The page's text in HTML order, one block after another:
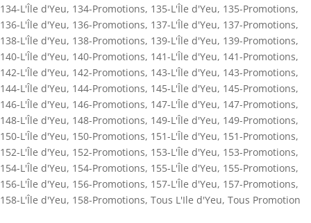
134-L'Île d'Yeu, 134-Promotions, 135-L'Île d'Yeu, 135-Promotions,
136-L'Île d'Yeu, 136-Promotions, 137-L'Île d'Yeu, 137-Promotions,
138-L'Île d'Yeu, 138-Promotions, 139-L'Île d'Yeu, 139-Promotions,
140-L'Île d'Yeu, 140-Promotions, 141-L'Île d'Yeu, 141-Promotions,
142-L'Île d'Yeu, 142-Promotions, 143-L'Île d'Yeu, 143-Promotions,
144-L'Île d'Yeu, 144-Promotions, 145-L'Île d'Yeu, 145-Promotions,
146-L'Île d'Yeu, 146-Promotions, 147-L'Île d'Yeu, 147-Promotions,
148-L'Île d'Yeu, 148-Promotions, 149-L'Île d'Yeu, 149-Promotions,
150-L'Île d'Yeu, 150-Promotions, 151-L'Île d'Yeu, 151-Promotions,
152-L'Île d'Yeu, 152-Promotions, 153-L'Île d'Yeu, 153-Promotions,
154-L'Île d'Yeu, 154-Promotions, 155-L'Île d'Yeu, 155-Promotions,
156-L'Île d'Yeu, 156-Promotions, 157-L'Île d'Yeu, 157-Promotions,
158-L'Île d'Yeu, 158-Promotions, Tous L'Ile d'Yeu, Tous Promotion